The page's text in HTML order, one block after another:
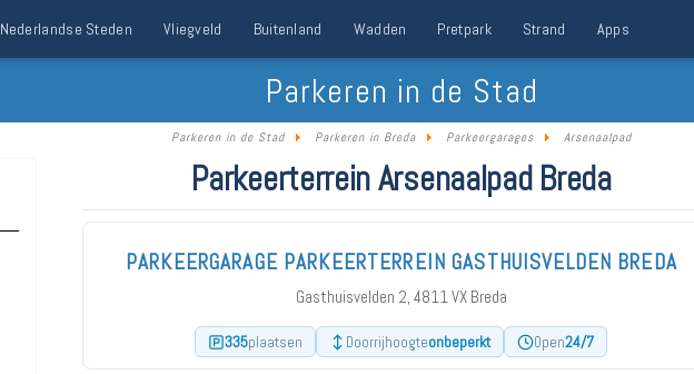
Nederlandse Steden Vliegveld Buitenland Wadden Pretpark Strand Apps
Parkeren in de Stad
Parkeren in de Stad Parkeren in Breda Parkeergarages Arsenaalpad
Parkeerterrein Arsenaalpad Breda
PARKEERGARAGE PARKEERTERREIN GASTHUISVELDEN BREDA
Gasthuisvelden 2, 4811 VX Breda
335plaatsen Doorrijhoogteonbeperkt Open24/7